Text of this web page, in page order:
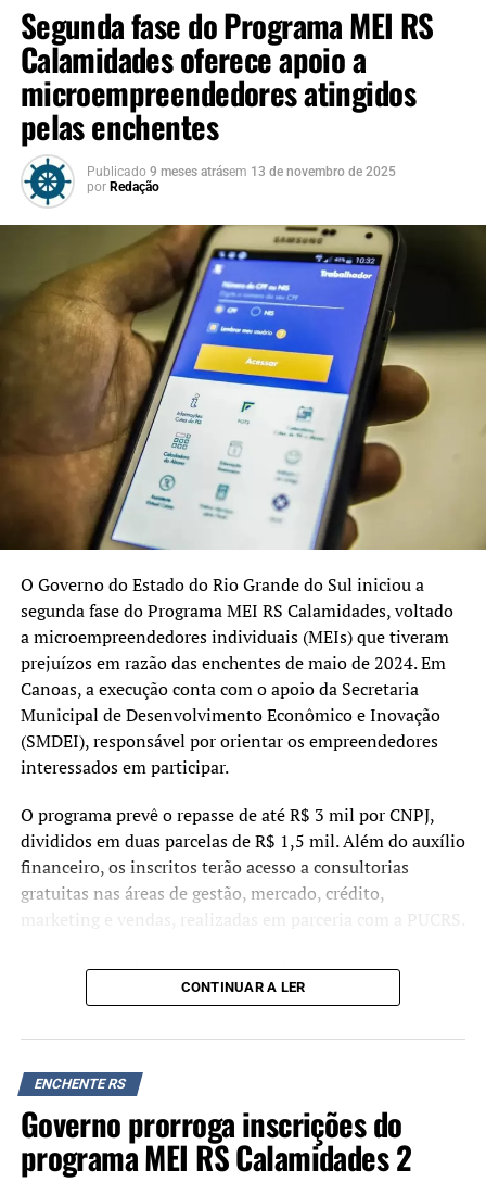
Segunda fase do Programa MEI RS
Calamidades oferece apoio a
microempreendedores atingidos
pelas enchentes
Publicado 9 meses atrásem 13 de novembro de 2025
por Redação
O Governo do Estado do Rio Grande do Sul iniciou a
segunda fase do Programa MEI RS Calamidades, voltado
a microempreendedores individuais (MEIs) que tiveram
prejuízos em razão das enchentes de maio de 2024. Em
Canoas, a execução conta com o apoio da Secretaria
Municipal de Desenvolvimento Econômico e Inovação
(SMDEI), responsável por orientar os empreendedores
interessados em participar.
O programa prevê o repasse de até R$ 3 mil por CNPJ,
divididos em duas parcelas de R$ 1,5 mil. Além do auxílio
financeiro, os inscritos terão acesso a consultorias
gratuitas nas áreas de gestão, mercado, crédito,
marketing e vendas, realizadas em parceria com a PUCRS.
A iniciativa é dividida em três etapas:
Retomada – pagamento da primeira parcela via aplicativo
Caixa Tem;
Preparação – participação nas consultorias obrigatórias;
Decolagem – liberação da segunda parcela pelo Banrisul,
após a conclusão das atividades.
CONTINUAR A LER
ENCHENTE RS
Governo prorroga inscrições do
programa MEI RS Calamidades 2